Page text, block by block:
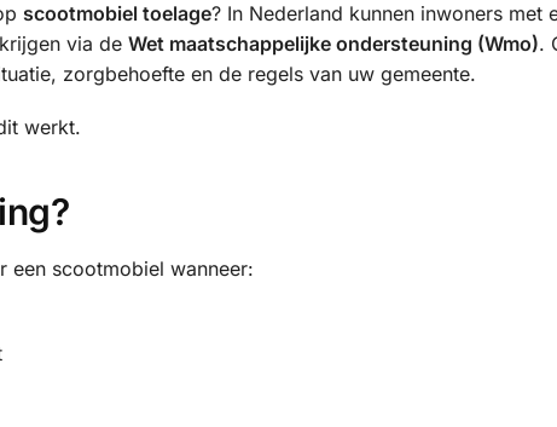
scootmobiel toelage? In Nederland kunnen inwoners met
via de Wet maatschappelijke ondersteuning (Wmo).
zorgbehoefte en de regels van uw gemeente.
werkt.
een scootmobiel wanneer: